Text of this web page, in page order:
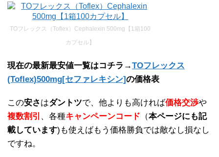
TOフレックス（Toflex）Cephalexin 500mg【1箱100
カプセル】
現在の最新最安値一覧はコチラ→TOフレックス
(Toflex)500mg[セファレキシン]の価格表
この安さはダントツで、他よりも高ければ価格交渉や
複数割引 、各種キャンペーンコード （本ページにも記
載しています)も使えばもう価格勝負では敵なし損なし
ですね。